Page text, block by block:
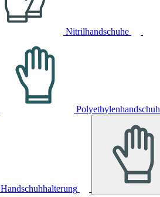
Nitrilhandschuhe
Polyethylenhandschuh
Handschuhhalterung